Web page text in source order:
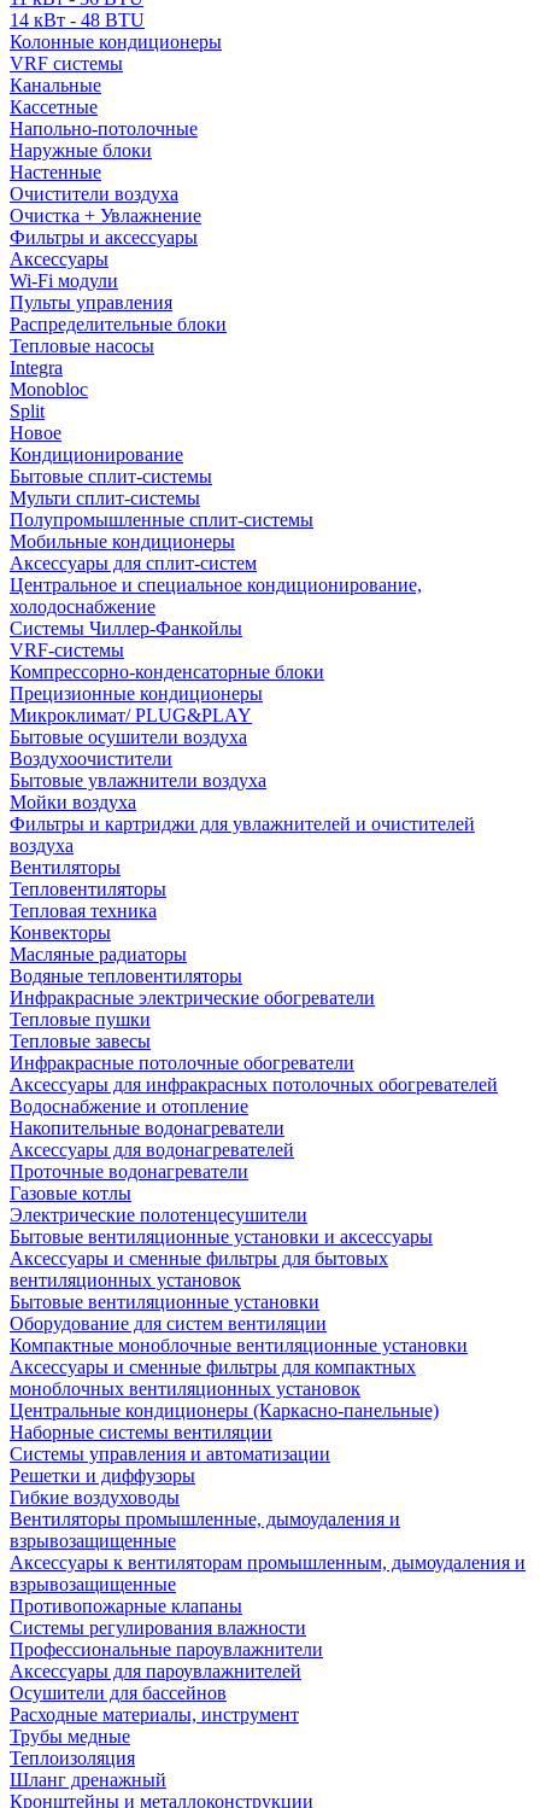
14 кВт - 48 BTU
Колонные кондиционеры
VRF системы
Канальные
Кассетные
Напольно-потолочные
Наружные блоки
Настенные
Очистители воздуха
Очистка + Увлажнение
Фильтры и аксессуары
Аксессуары
Wi-Fi модули
Пульты управления
Распределительные блоки
Тепловые насосы
Integra
Monobloc
Split
Новое
Кондиционирование
Бытовые сплит-системы
Мульти сплит-системы
Полупромышленные сплит-системы
Мобильные кондиционеры
Аксессуары для сплит-систем
Центральное и специальное кондиционирование,
холодоснабжение
Системы Чиллер-Фанкойлы
VRF-системы
Компрессорно-конденсаторные блоки
Прецизионные кондиционеры
Микроклимат/ PLUG&PLAY
Бытовые осушители воздуха
Воздухоочистители
Бытовые увлажнители воздуха
Мойки воздуха
Фильтры и картриджи для увлажнителей и очистителей
воздуха
Вентиляторы
Тепловентиляторы
Тепловая техника
Конвекторы
Масляные радиаторы
Водяные тепловентиляторы
Инфракрасные электрические обогреватели
Тепловые пушки
Тепловые завесы
Инфракрасные потолочные обогреватели
Аксессуары для инфракрасных потолочных обогревателей
Водоснабжение и отопление
Накопительные водонагреватели
Аксессуары для водонагревателей
Проточные водонагреватели
Газовые котлы
Электрические полотенцесушители
Бытовые вентиляционные установки и аксессуары
Аксессуары и сменные фильтры для бытовых
вентиляционных установок
Бытовые вентиляционные установки
Оборудование для систем вентиляции
Компактные моноблочные вентиляционные установки
Аксессуары и сменные фильтры для компактных
моноблочных вентиляционных установок
Центральные кондиционеры (Каркасно-панельные)
Наборные системы вентиляции
Системы управления и автоматизации
Решетки и диффузоры
Гибкие воздуховоды
Вентиляторы промышленные, дымоудаления и
взрывозащищенные
Аксессуары к вентиляторам промышленным, дымоудаления и
взрывозащищенные
Противопожарные клапаны
Системы регулирования влажности
Профессиональные пароувлажнители
Аксессуары для пароувлажнителей
Осушители для бассейнов
Расходные материалы, инструмент
Трубы медные
Теплоизоляция
Шланг дренажный
Кронштейны и металлоконструкции